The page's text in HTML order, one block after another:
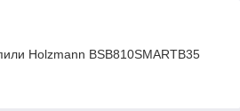
Holzmann BSB810SMARTB35